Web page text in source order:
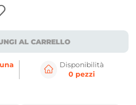
AL CARRELLO
Disponibilità
0 pezzi